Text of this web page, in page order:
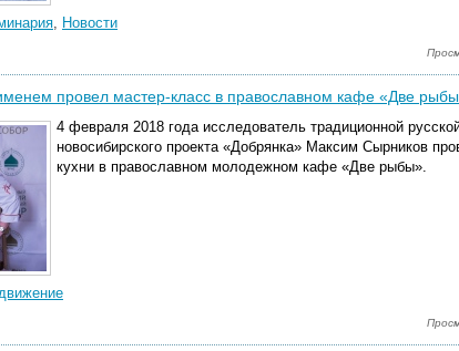
, Новости
провел мастер-класс в православном кафе «Две
4 февраля 2018 года исследователь традиционной
новосибирского проекта «Добрянка» Максим Сырников
кухни в православном молодежном кафе «Две рыбы».